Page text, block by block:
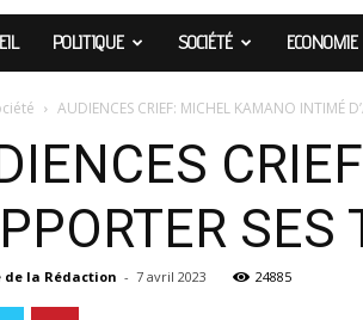
POLITIQUE SOCIÉTÉ ECONOMIE
AUDIENCES CRIEF: MICHEL KAMANO INTIMÉ
de la Rédaction - 7 avril 2023 24885